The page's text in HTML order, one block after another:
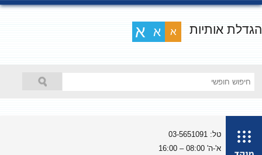
אותיות א א א
טל: 03-5651091
א'-ה' 08:00 – 16:00